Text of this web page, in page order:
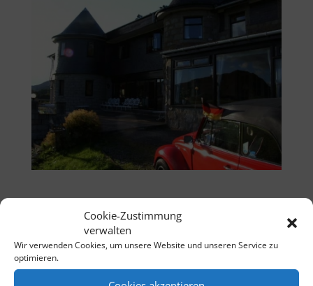
Cookie-Zustimmung
verwalten
Wir verwenden Cookies, um unsere Website und unseren Service zu
optimieren.